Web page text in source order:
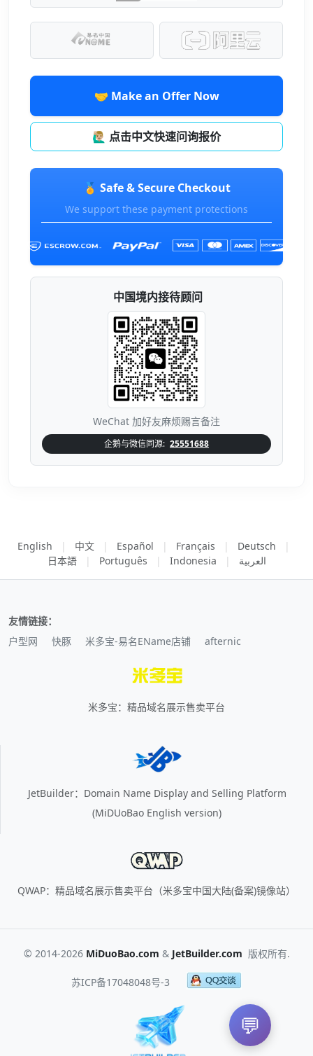
🤝 Make an Offer Now
🙋🏼‍♂️ 点击中文快速问询报价
🏅 Safe & Secure Checkout
We support these payment protections
中国境内接待顾问
WeChat 加好友麻烦赐言备注
企鹅与微信同源: 25551688
English | 中文 | Español | Français | Deutsch
|
日本語
| Português | Indonesia | العربية
友情链接：
户型网
快豚 米多宝-易名EName店铺 afternic
米多宝：精品域名展示售卖平台
JetBuilder：Domain Name Display and Selling Platform
(MiDUoBao English version)
QWAP：精品域名展示售卖平台（米多宝中国大陆(备案)镜像站）
© 2014-2026 MiDuoBao.com & JetBuilder.com 版权所有.
苏ICP备17048048号-3
💬